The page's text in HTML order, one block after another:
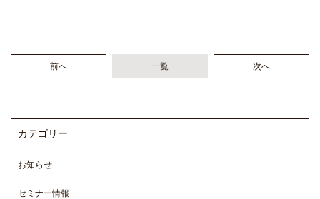
前へ 次へ
一覧
カテゴリー
お知らせ
セミナー情報